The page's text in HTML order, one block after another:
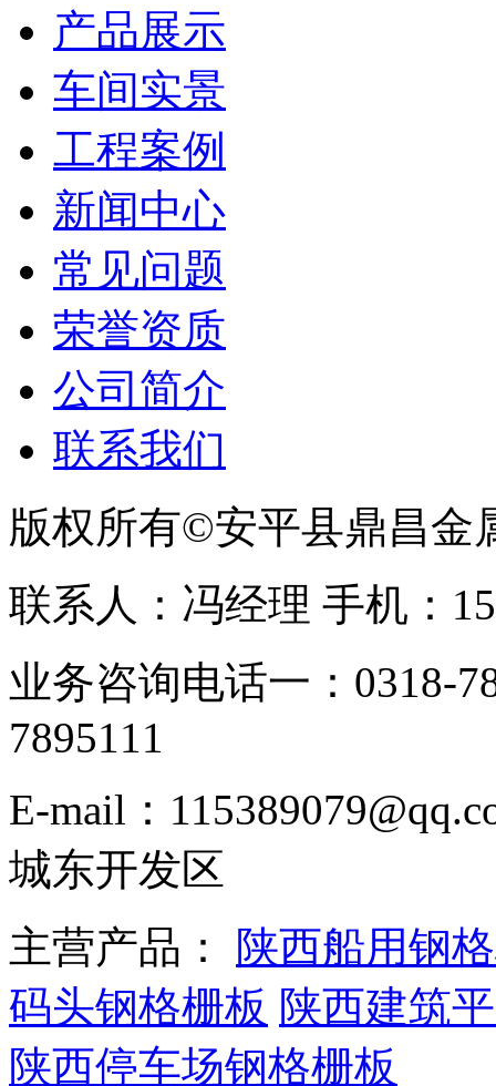
产品展示
车间实景
工程案例
新闻中心
常见问题
荣誉资质
公司简介
联系我们
版权所有©安平县鼎昌金
联系人：冯经理 手机：
业务咨询电话一：0318-
7895111
E-mail：
城东开发区
主营产品： 陕西船用钢
码头钢格栅板 陕西建筑
陕西停车场钢格栅板